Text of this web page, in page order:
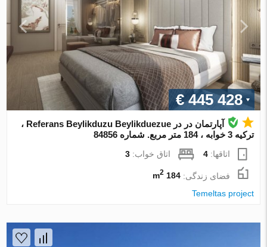
€ 445 428
آپارتمان در در Referans Beylikduzu Beylikduezue ،
ترکیه 3 خوابه ، 184 متر مربع. شماره 84856
اتاقها:4 اتاق خواب:3
فضای زندگی:184 m
2
Temeltas project